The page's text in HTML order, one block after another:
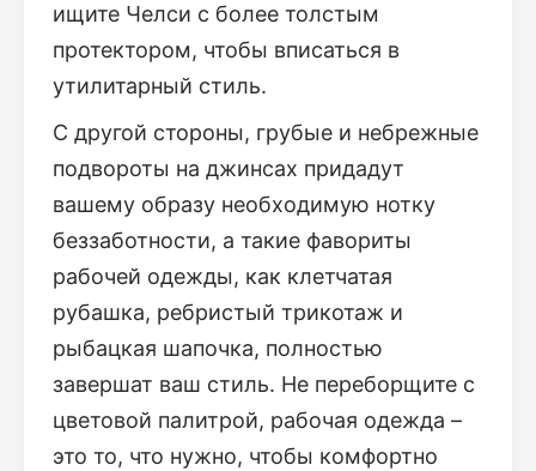
ищите Челси с более толстым
протектором, чтобы вписаться в
утилитарный стиль.
С другой стороны, грубые и небрежные
подвороты на джинсах придадут
вашему образу необходимую нотку
беззаботности, а такие фавориты
рабочей одежды, как клетчатая
рубашка, ребристый трикотаж и
рыбацкая шапочка, полностью
завершат ваш стиль. Не переборщите с
цветовой палитрой, рабочая одежда –
это то, что нужно, чтобы комфортно